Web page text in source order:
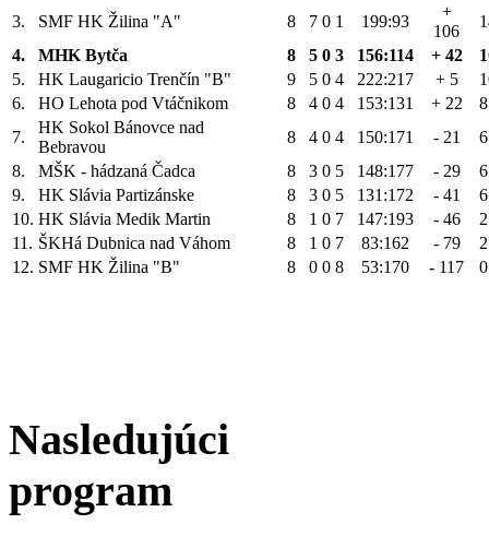
3.
SMF HK Žilina "A" 8 7 0 1 199:93
+
106
4.
MHK Bytča 8 5 0 3 156:114 + 42
5.
HK Laugaricio Trenčín "B" 9 5 0 4 222:217 + 5
6.
HO Lehota pod Vtáčnikom 8 4 0 4 153:131 + 22
8
7.
HK Sokol Bánovce nad
Bebravou
8 4 0 4 150:171 - 21
6
8.
MŠK - hádzaná Čadca 8 3 0 5 148:177 - 29
6
9.
HK Slávia Partizánske 8 3 0 5 131:172 - 41
6
10. HK Slávia Medik Martin 8 1 0 7 147:193 - 46
2
11. ŠKHá Dubnica nad Váhom 8 1 0 7 83:162 - 79
2
12. SMF HK Žilina "B" 8 0 0 8 53:170 - 117 0
Nasledujúci
program